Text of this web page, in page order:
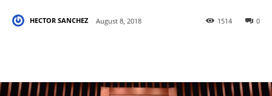
HECTOR SANCHEZ August 8, 2018 0
1514